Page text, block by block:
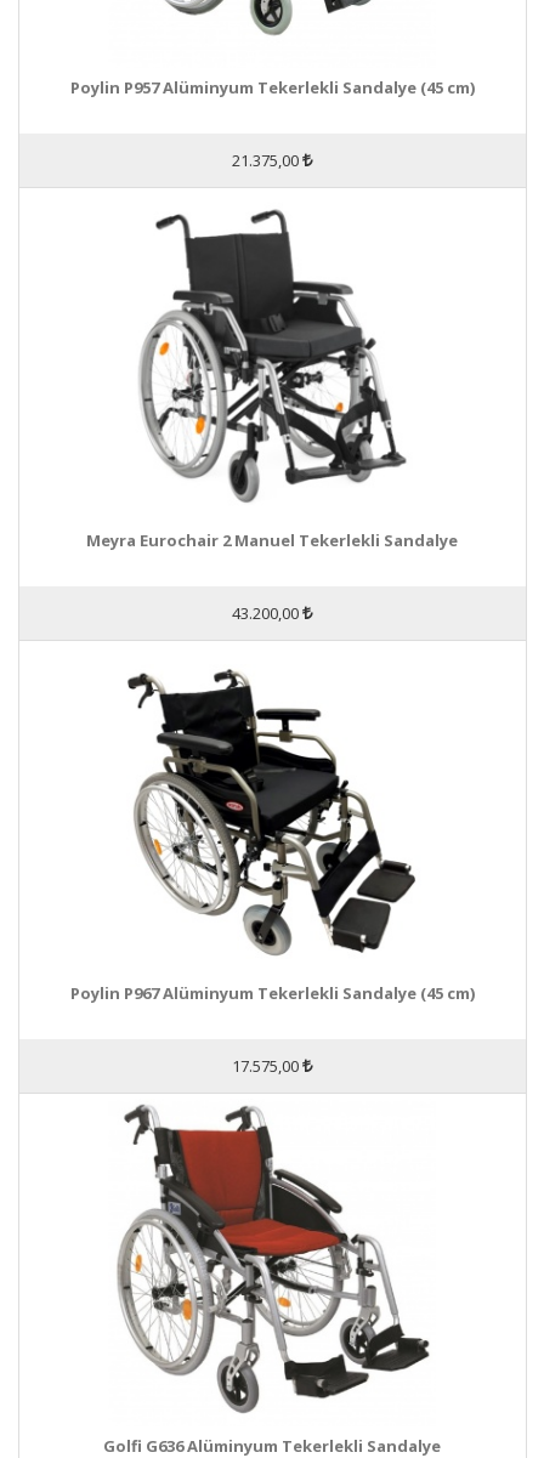
Poylin P957 Alüminyum Tekerlekli Sandalye (45 cm)
21.375,00
Meyra Eurochair 2 Manuel Tekerlekli Sandalye
43.200,00
Poylin P967 Alüminyum Tekerlekli Sandalye (45 cm)
17.575,00
Golfi G636 Alüminyum Tekerlekli Sandalye